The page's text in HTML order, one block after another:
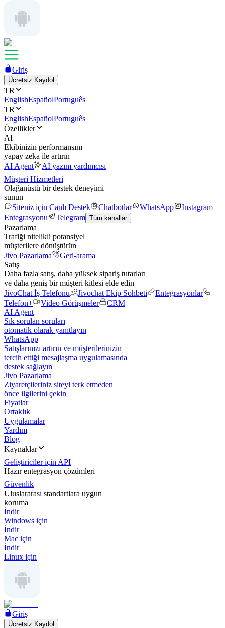
Giriş
Ücretsiz Kaydol
TR
EnglishEspañolPortuguês
TR
EnglishEspañolPortuguês
Özellikler
AI
Ekibinizin performansını
yapay zeka ile artırın
AI Agent
AI yazım yardımcısı
Müşteri Hizmetleri
Olağanüstü bir destek deneyimi
sunun
Siteniz için Canlı Destek
Chatbotlar WhatsApp
Instagram
Entegrasyonu
Telegram Tüm kanallar
Pazarlama
Trafiği nitelikli potansiyel
müşterilere dönüştürün
Jivo Pazarlama
Geri-arama
Satış
Daha fazla satış, daha yüksek sipariş tutarları
ve daha geniş bir müşteri kitlesi elde edin
JivoChat İş Telefonu
Jivochat Ekip Sohbeti
Entegrasyonlar
Telefon+
Video Görüşmeler
CRM
AI Agent
Sık sorulan soruları
otomatik olarak yanıtlayın
WhatsApp
Satışlarınızı artırın ve müşterilerinizin
tercih ettiği mesajlaşma uygulamasında
destek sağlayın
Jivo Pazarlama
Ziyaretçileriniz siteyi terk etmeden
önce ilgilerini çekin
Fiyatlar
Ortaklık
Uygulamalar
Yardım
Blog
Kaynaklar
Geliştiriciler için API
Hazır entegrasyon çözümleri
Güvenlik
Uluslararası standartlara uygun
koruma
İndir
Windows için
İndir
Mac için
İndir
Linux için
Giriş
Ücretsiz Kaydol